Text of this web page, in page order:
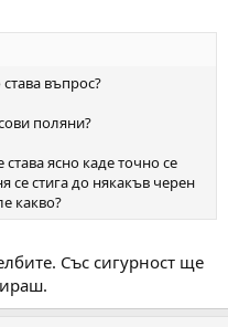
въпрос?
поляни?
ясно каде точно се
се стига до някакъв черен
какво?
Със сигурност ще